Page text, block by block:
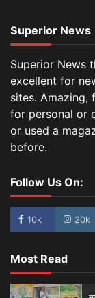
Superior News
Superior News
excellent for
sites. Amazing,
for personal or
or used a
before.
Follow Us On:
10k 20k
Most Read